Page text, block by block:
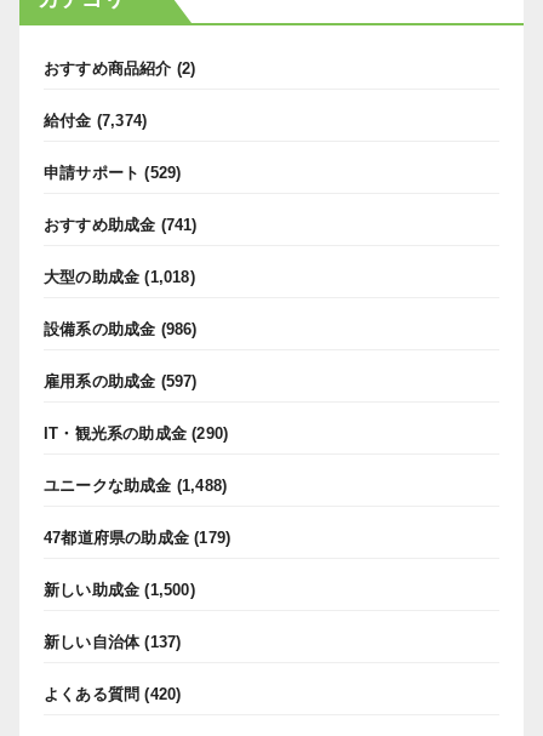
おすすめ商品紹介 (2)
給付金 (7,374)
申請サポート (529)
おすすめ助成金 (741)
大型の助成金 (1,018)
設備系の助成金 (986)
雇用系の助成金 (597)
IT・観光系の助成金 (290)
ユニークな助成金 (1,488)
47都道府県の助成金 (179)
新しい助成金 (1,500)
新しい自治体(137)
よくある質問 (420)